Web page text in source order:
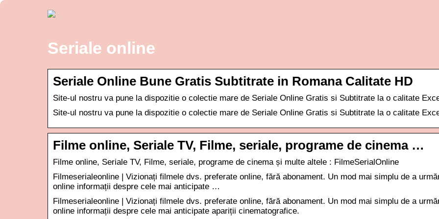
Seriale online
Seriale Online Bune Gratis Subtitrate in Romana Calitate HD
Site-ul nostru va pune la dispozitie o colectie mare de Seriale Online Gratis si Subtitrate la o calitate
Site-ul nostru va pune la dispozitie o colectie mare de Seriale Online Gratis si Subtitrate la o calitate
Filme online, Seriale TV, Filme, seriale, programe de cinema …
Filme online, Seriale TV, Filme, seriale, programe de cinema și multe altele : FilmeSerialOnline
Filmeserialeonline | Vizionați filmele dvs. preferate online, fără abonament. Un mod mai simplu de a
online informații despre cele mai anticipate …
Filmeserialeonline | Vizionați filmele dvs. preferate online, fără abonament. Un mod mai simplu de a
online informații despre cele mai anticipate apariții cinematografice.